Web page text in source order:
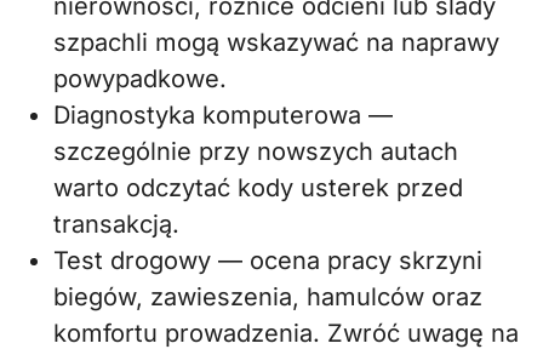
nierówności, różnice odcieni lub ślady
szpachli mogą wskazywać na naprawy
powypadkowe.
Diagnostyka komputerowa —
szczególnie przy nowszych autach
warto odczytać kody usterek przed
transakcją.
Test drogowy — ocena pracy skrzyni
biegów, zawieszenia, hamulców oraz
komfortu prowadzenia. Zwróć uwagę na